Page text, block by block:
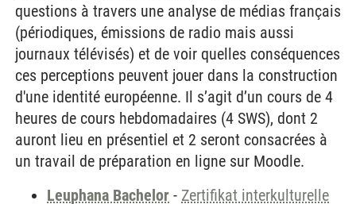
questions à travers une analyse de médias français
(périodiques, émissions de radio mais aussi
journaux télévisés) et de voir quelles conséquences
ces perceptions peuvent jouer dans la construction
d'une identité européenne. Il s’agit d’un cours de 4
heures de cours hebdomadaires (4 SWS), dont 2
auront lieu en présentiel et 2 seront consacrées à
un travail de préparation en ligne sur Moodle.
Leuphana Bachelor - Zertifikat interkulturelle